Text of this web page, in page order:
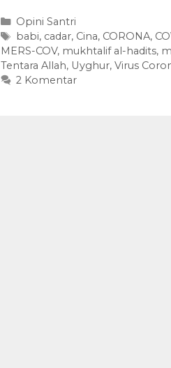
Kategori
Opini Santri
Tag
babi, cadar, Cina, CORONA,
MERS-COV, mukhtalif al-hadits,
Tentara Allah, Uyghur, Virus
2 Komentar